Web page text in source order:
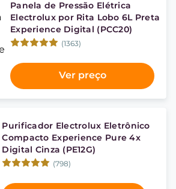
Panela de Pressão Elétrica
Electrolux por Rita Lobo 6L Preta
Experience Digital (PCC20)
(1363)
Ver preço
Purificador Electrolux Eletrônico
Compacto Experience Pure 4x
Digital Cinza (PE12G)
(798)